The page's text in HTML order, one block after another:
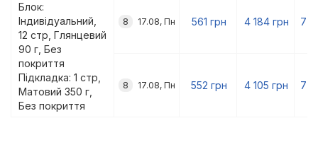
Блок:
Індивідуальний,
12 стр, Глянцевий
90 г, Без
покриття
Підкладка: 1 стр,
Матовий 350 г,
Без покриття
8 17.08, Пн 561 грн 4 184 грн 7
8 17.08, Пн 552 грн 4 105 грн 7